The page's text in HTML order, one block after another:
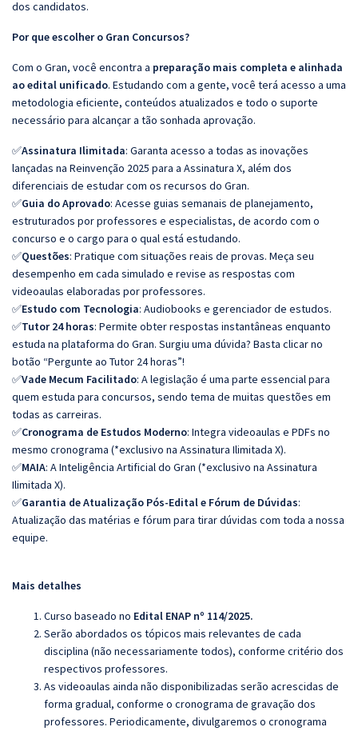
dos candidatos.
Por que escolher o Gran Concursos?
Com o Gran, você encontra a preparação mais completa e alinhada
ao edital unificado. Estudando com a gente, você terá acesso a uma
metodologia eficiente, conteúdos atualizados e todo o suporte
necessário para alcançar a tão sonhada aprovação.
✅Assinatura Ilimitada: Garanta acesso a todas as inovações
lançadas na Reinvenção 2025 para a Assinatura X, além dos
diferenciais de estudar com os recursos do Gran.
✅Guia do Aprovado: Acesse guias semanais de planejamento,
estruturados por professores e especialistas, de acordo com o
concurso e o cargo para o qual está estudando.
✅Questões: Pratique com situações reais de provas. Meça seu
desempenho em cada simulado e revise as respostas com
videoaulas elaboradas por professores.
✅Estudo com Tecnologia: Audiobooks e gerenciador de estudos.
✅Tutor 24 horas: Permite obter respostas instantâneas enquanto
estuda na plataforma do Gran. Surgiu uma dúvida? Basta clicar no
botão “Pergunte ao Tutor 24 horas”!
✅Vade Mecum Facilitado: A legislação é uma parte essencial para
quem estuda para concursos, sendo tema de muitas questões em
todas as carreiras.
✅Cronograma de Estudos Moderno: Integra videoaulas e PDFs no
mesmo cronograma (*exclusivo na Assinatura Ilimitada X).
✅MAIA: A Inteligência Artificial do Gran (*exclusivo na Assinatura
Ilimitada X).
✅Garantia de Atualização Pós-Edital e Fórum de Dúvidas:
Atualização das matérias e fórum para tirar dúvidas com toda a nossa
equipe.
Mais detalhes
Curso baseado no Edital ENAP nº 114/2025.
Serão abordados os tópicos mais relevantes de cada
disciplina (não necessariamente todos), conforme critério dos
respectivos professores.
As videoaulas ainda não disponibilizadas serão acrescidas de
forma gradual, conforme o cronograma de gravação dos
professores. Periodicamente, divulgaremos o cronograma